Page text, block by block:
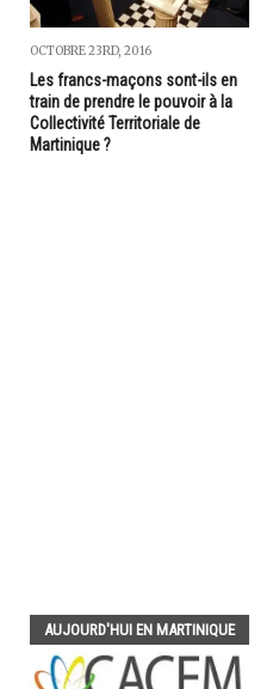
OCTOBRE 23RD, 2016
Les francs-maçons sont-ils en
train de prendre le pouvoir à la
Collectivité Territoriale de
Martinique ?
AUJOURD'HUI EN MARTINIQUE